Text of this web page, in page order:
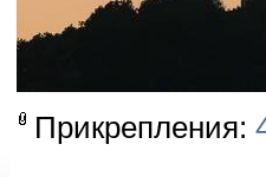
Прикрепления: